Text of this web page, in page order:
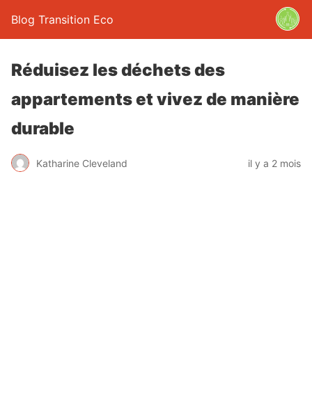
Blog Transition Eco
Réduisez les déchets des
appartements et vivez de manière
durable
Katharine Cleveland il y a 2 mois